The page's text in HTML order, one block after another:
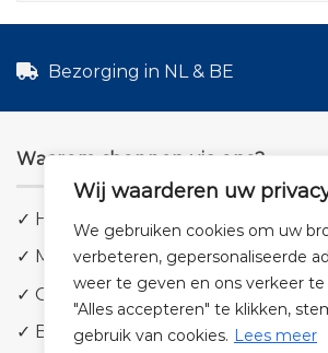
Wij waarderen uw
We gebruiken cookies om uw
verbeteren, gepersonaliseerde
weer te geven en ons verkeer te
"Alles accepteren" te klikken,
gebruik van cookies. Lees meer
Bezorging in NL & BE
Waarom shoppen via ons?
✓ Hoge kwaliteit geluid
✓ Meer dan 5.000 producten
✓ Groot aanbod en lage prijzen
✓ Bezorging in NL & BE